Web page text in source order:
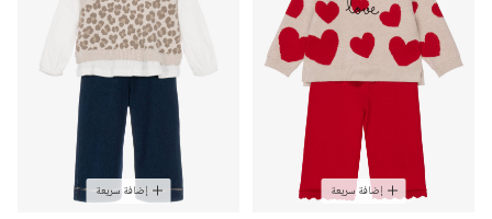
إضافة سريعة إضافة سريعة